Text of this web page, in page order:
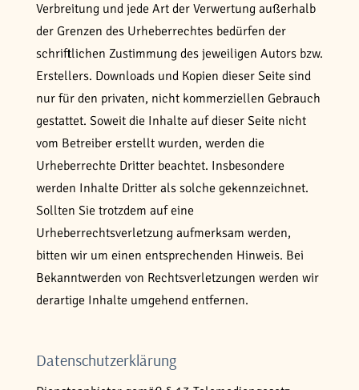
Verbreitung und jede Art der Verwertung außerhalb
der Grenzen des Urheberrechtes bedürfen der
schriftlichen Zustimmung des jeweiligen Autors bzw.
Erstellers. Downloads und Kopien dieser Seite sind
nur für den privaten, nicht kommerziellen Gebrauch
gestattet. Soweit die Inhalte auf dieser Seite nicht
vom Betreiber erstellt wurden, werden die
Urheberrechte Dritter beachtet. Insbesondere
werden Inhalte Dritter als solche gekennzeichnet.
Sollten Sie trotzdem auf eine
Urheberrechtsverletzung aufmerksam werden,
bitten wir um einen entsprechenden Hinweis. Bei
Bekanntwerden von Rechtsverletzungen werden wir
derartige Inhalte umgehend entfernen.
Datenschutzerklärung